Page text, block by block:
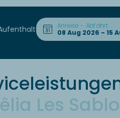
Anreise - Abfahrt
Les